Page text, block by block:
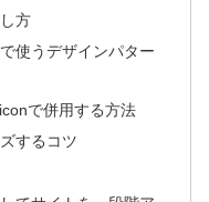
方
使うデザインパター
で併用する方法
するコツ